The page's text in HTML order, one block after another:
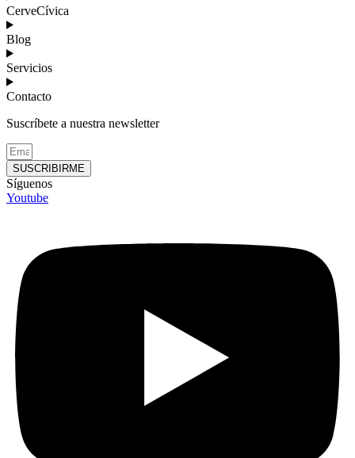
CerveCívica
Blog
Servicios
Contacto
Suscríbete a nuestra newsletter
SUSCRIBIRME
Síguenos
Youtube